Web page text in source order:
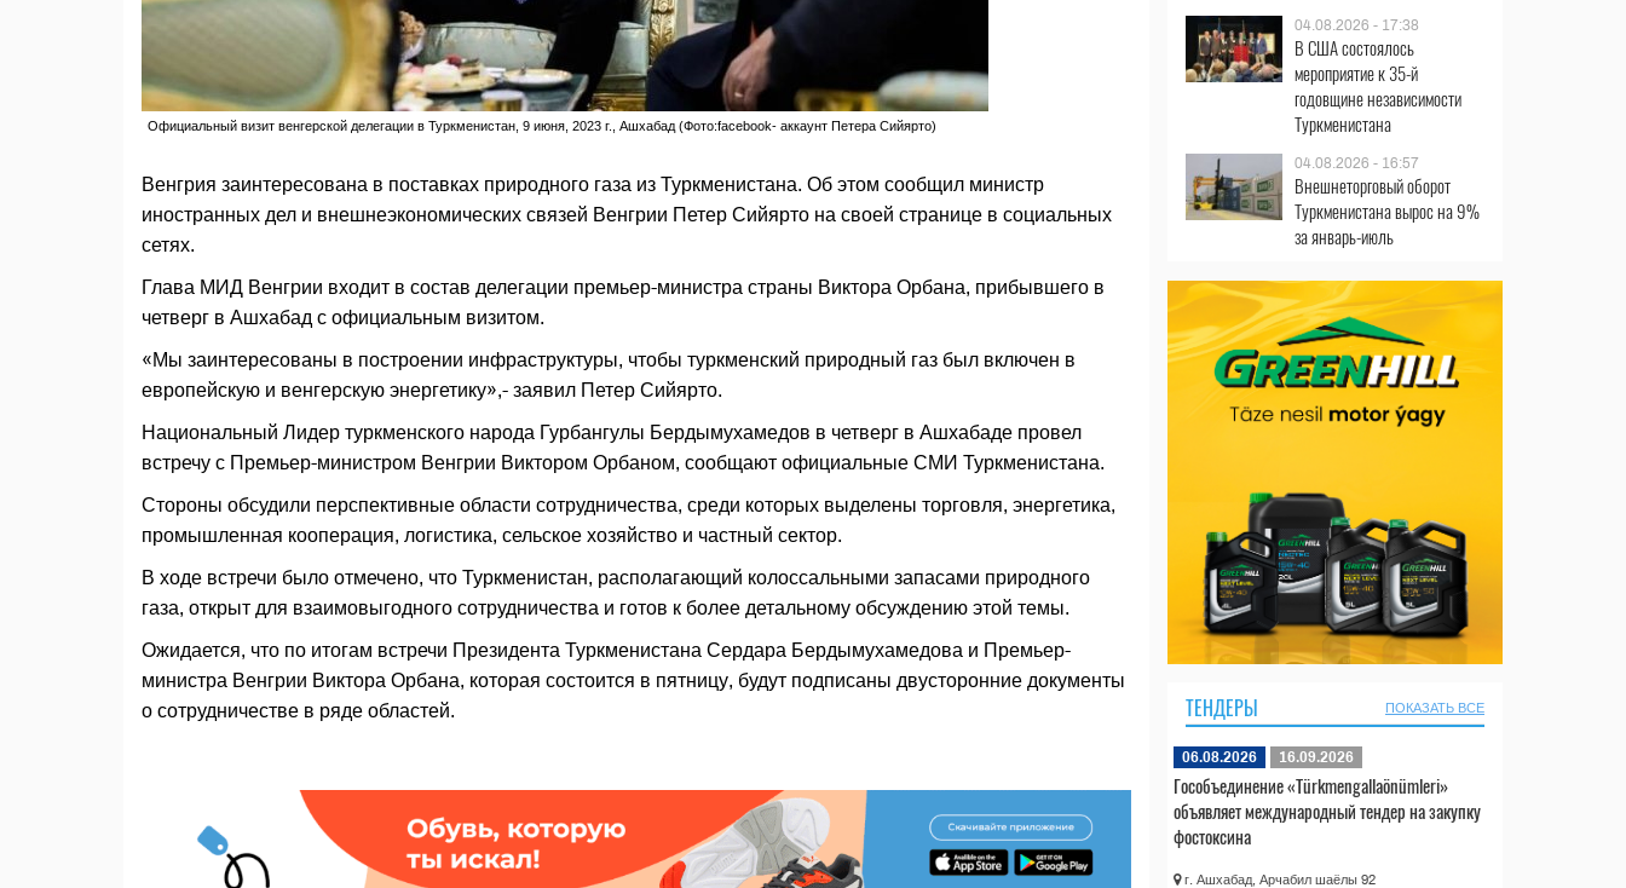
Официальный визит венгерской делегации в Туркменистан, 9 июня, 2023 г., Ашхабад (Фото:facebook- аккаунт Петера Сийярто)
Венгрия заинтересована в поставках природного газа из Туркменистана. Об этом сообщил министр
иностранных дел и внешнеэкономических связей Венгрии Петер Сийярто на своей странице в социальных
сетях.
Глава МИД Венгрии входит в состав делегации премьер-министра страны Виктора Орбана, прибывшего в
четверг в Ашхабад с официальным визитом.
«Мы заинтересованы в построении инфраструктуры, чтобы туркменский природный газ был включен в
европейскую и венгерскую энергетику»,- заявил Петер Сийярто.
Национальный Лидер туркменского народа Гурбангулы Бердымухамедов в четверг в Ашхабаде провел
встречу с Премьер-министром Венгрии Виктором Орбаном, сообщают официальные СМИ Туркменистана.
Стороны обсудили перспективные области сотрудничества, среди которых выделены торговля, энергетика,
промышленная кооперация, логистика, сельское хозяйство и частный сектор.
В ходе встречи было отмечено, что Туркменистан, располагающий колоссальными запасами природного
газа, открыт для взаимовыгодного сотрудничества и готов к более детальному обсуждению этой темы.
Ожидается, что по итогам встречи Президента Туркменистана Сердара Бердымухамедова и Премьер-
министра Венгрии Виктора Орбана, которая состоится в пятницу, будут подписаны двусторонние документы
о сотрудничестве в ряде областей.
04.08.2026 - 17:38
В США состоялось
мероприятие к 35-й
годовщине независимости
Туркменистана
04.08.2026 - 16:57
Внешнеторговый оборот
Туркменистана вырос на 9%
за январь-июль
ТЕНДЕРЫ ПОКАЗАТЬ ВСЕ
06.08.2026 16.09.2026
Гособъединение «Türkmengallaönümleri»
объявляет международный тендер на закупку
фостоксина
г. Ашхабад, Арчабил шаёлы 92